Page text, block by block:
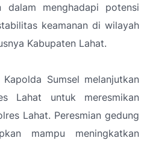
dalam menghadapi potensi
keamanan di wilayah
Kabupaten Lahat.
Sumsel melanjutkan
Lahat untuk meresmikan
Lahat. Peresmian gedung
mampu meningkatkan